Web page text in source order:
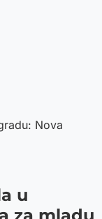
Nova
u